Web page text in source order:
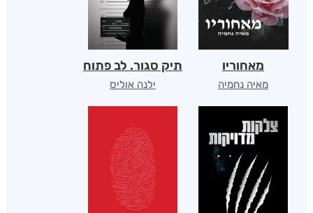
מאחוריו
מאיה נחמיה
תיק סגור. לב פתוח
ילנה אוליס